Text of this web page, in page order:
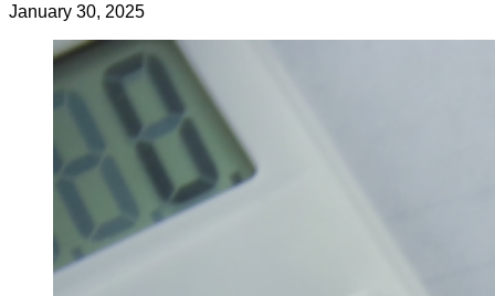
January 30, 2025